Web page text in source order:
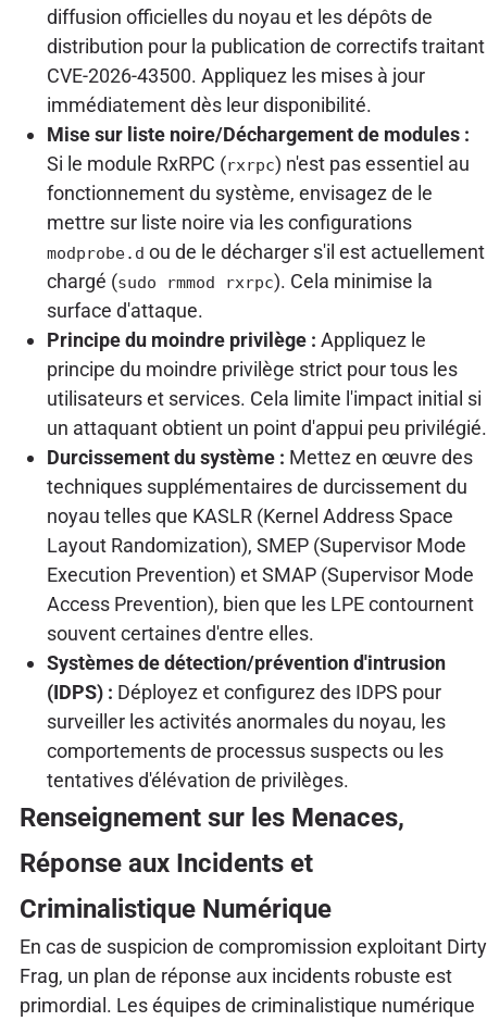
diffusion officielles du noyau et les dépôts de
distribution pour la publication de correctifs traitant
CVE-2026-43500. Appliquez les mises à jour
immédiatement dès leur disponibilité.
Mise sur liste noire/Déchargement de modules :
Si le module RxRPC (rxrpc) n'est pas essentiel au
fonctionnement du système, envisagez de le
mettre sur liste noire via les configurations
modprobe.d ou de le décharger s'il est actuellement
chargé (sudo rmmod rxrpc). Cela minimise la
surface d'attaque.
Principe du moindre privilège : Appliquez le
principe du moindre privilège strict pour tous les
utilisateurs et services. Cela limite l'impact initial si
un attaquant obtient un point d'appui peu privilégié.
Durcissement du système : Mettez en œuvre des
techniques supplémentaires de durcissement du
noyau telles que KASLR (Kernel Address Space
Layout Randomization), SMEP (Supervisor Mode
Execution Prevention) et SMAP (Supervisor Mode
Access Prevention), bien que les LPE contournent
souvent certaines d'entre elles.
Systèmes de détection/prévention d'intrusion
(IDPS) : Déployez et configurez des IDPS pour
surveiller les activités anormales du noyau, les
comportements de processus suspects ou les
tentatives d'élévation de privilèges.
Renseignement sur les Menaces,
Réponse aux Incidents et
Criminalistique Numérique
En cas de suspicion de compromission exploitant Dirty
Frag, un plan de réponse aux incidents robuste est
primordial. Les équipes de criminalistique numérique